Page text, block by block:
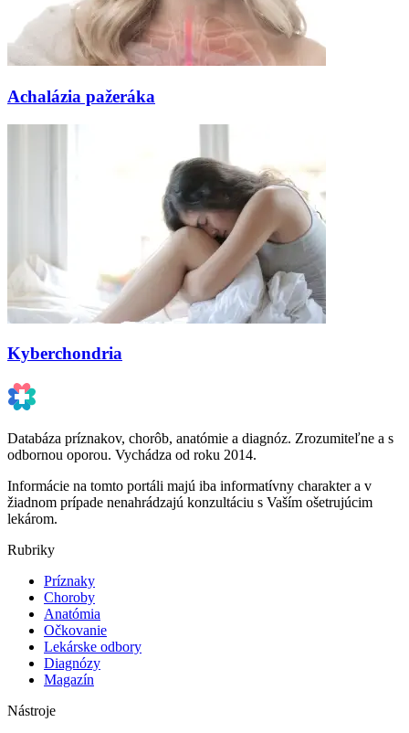
Achalázia pažeráka
Kyberchondria
Databáza príznakov, chorôb, anatómie a diagnóz. Zrozumiteľne a s
odbornou oporou. Vychádza od roku 2014.
Informácie na tomto portáli majú iba informatívny charakter a v
žiadnom prípade nenahrádzajú konzultáciu s Vaším ošetrujúcim
lekárom.
Rubriky
Príznaky
Choroby
Anatómia
Očkovanie
Lekárske odbory
Diagnózy
Magazín
Nástroje